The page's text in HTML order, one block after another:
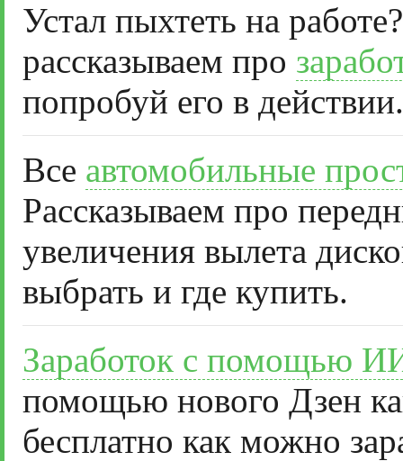
Устал пыхтеть на
рассказываем про
попробуй его в действии.
Все автомобильные
Рассказываем про
увеличения вылета
выбрать и где купить.
Заработок с помощью
помощью нового Дзен
бесплатно как можно